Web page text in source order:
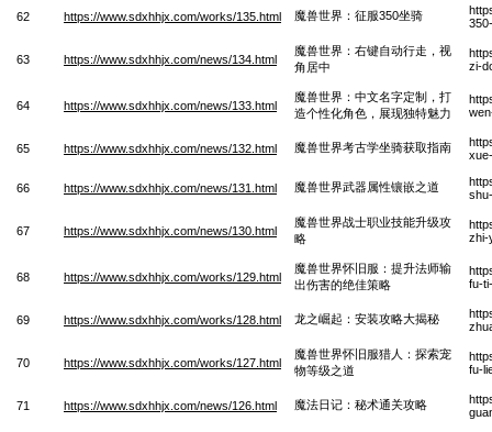
62 https://www.sdxhhjx.com/works/135.html 魔兽世界：征服350坐骑
63 https://www.sdxhhjx.com/news/134.html
魔兽世界：右键自动行走，视
角居中
zi-
64 https://www.sdxhhjx.com/news/133.html
魔兽世界：中文名字定制，打
造个性化角色，展现独特魅力
65 https://www.sdxhhjx.com/news/132.html 魔兽世界考古学坐骑获取指南
66 https://www.sdxhhjx.com/news/131.html 魔兽世界武器属性镶嵌之道
67 https://www.sdxhhjx.com/news/130.html
魔兽世界战士职业技能升级攻
略
zhi-
68 https://www.sdxhhjx.com/works/129.html
魔兽世界怀旧服：提升法师输
出伤害的绝佳策略
fu-
69 https://www.sdxhhjx.com/works/128.html 龙之崛起：安装攻略大揭秘
70 https://www.sdxhhjx.com/works/127.html
魔兽世界怀旧服猎人：探索宠
物等级之道
fu-
71 https://www.sdxhhjx.com/news/126.html 魔法日记：秘术通关攻略